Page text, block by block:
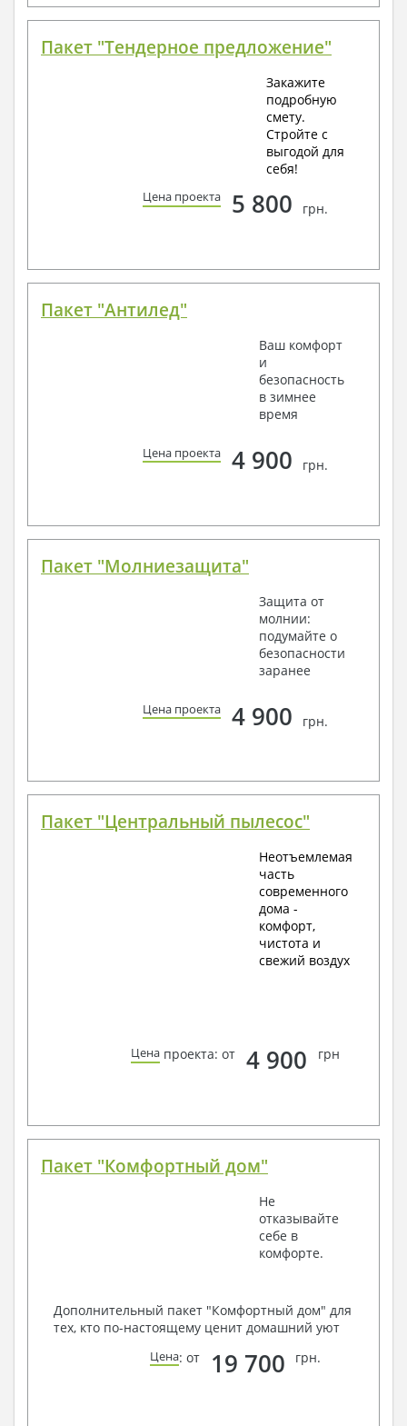
Пакет "Тендерное предложение"
Закажите
подробную
смету.
Стройте с
выгодой для
себя!
Цена проекта 5 800 грн.
Пакет "Антилед"
Ваш комфорт
и
безопасность
в зимнее
время
Цена проекта 4 900 грн.
Пакет "Молниезащита"
Защита от
молнии:
подумайте о
безопасности
заранее
Цена проекта 4 900 грн.
Пакет "Центральный пылесос"
Неотъемлемая
часть
современного
дома -
комфорт,
чистота и
свежий воздух
Цена проекта: от 4 900 грн
Пакет "Комфортный дом"
Не
отказывайте
себе в
комфорте.
Дополнительный пакет "Комфортный дом" для
тех, кто по-настоящему ценит домашний уют
Цена: от 19 700 грн.